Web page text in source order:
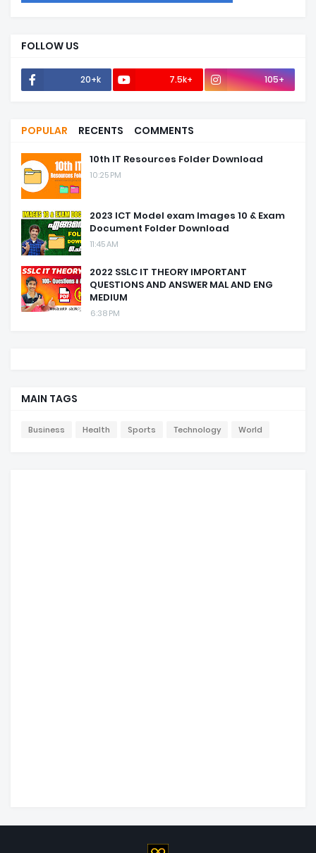
FOLLOW US
20+k 7.5k+ 105+
POPULAR RECENTS COMMENTS
10th IT Resources Folder Download
10:25 PM
2023 ICT Model exam Images 10 & Exam
Document Folder Download
11:45 AM
2022 SSLC IT THEORY IMPORTANT
QUESTIONS AND ANSWER MAL AND ENG
MEDIUM
6:38 PM
MAIN TAGS
Business Health Sports Technology World